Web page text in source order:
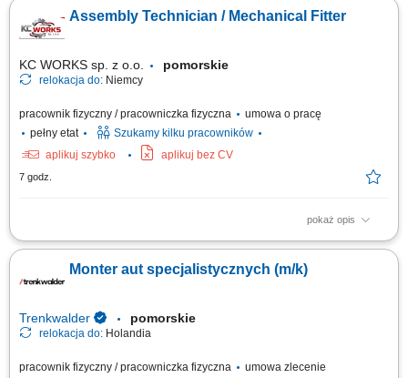
praca zgodnie z dokumentacją techniczną, dbanie o jakość wykonania i
porządek na miejscu pracy.
Assembly Technician / Mechanical Fitter
KC WORKS sp. z o.o. pomorskie
relokacja do: Niemcy
pracownik fizyczny / pracowniczka fizyczna
umowa o pracę
pełny etat
Szukamy kilku pracowników
aplikuj szybko
aplikuj bez CV
7 godz.
pokaż opis
The position includes international assembly, installation, and service
Mechanical assembly and installation of machines and industrial
equipment; Installation of mechanical components, steel structures,
Monter aut specjalistycznych (m/k)
Trenkwalder pomorskie
relokacja do: Holandia
pracownik fizyczny / pracowniczka fizyczna
umowa zlecenie